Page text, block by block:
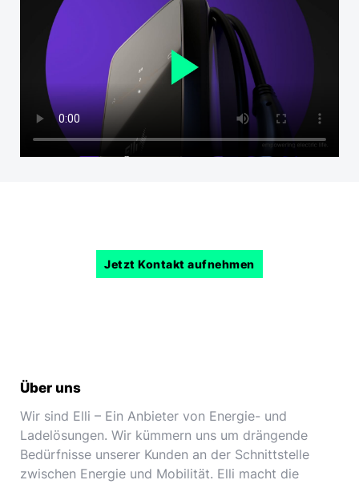
Jetzt Kontakt aufnehmen
Über uns
Wir sind Elli – Ein Anbieter von Energie- und
Ladelösungen. Wir kümmern uns um drängende
Bedürfnisse unserer Kunden an der Schnittstelle
zwischen Energie und Mobilität. Elli macht die